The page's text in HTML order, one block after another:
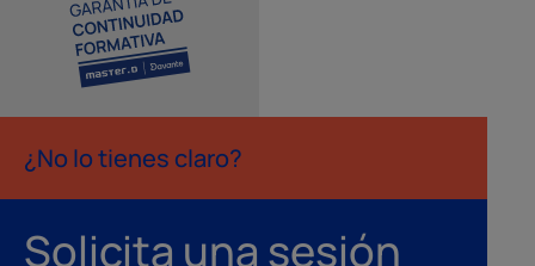
¿No lo tienes claro?
Solicita una sesión